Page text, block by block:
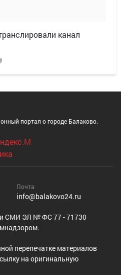
канал
портал о городе Балаково.
Почта
info@balakovo24.ru
СМИ ЭЛ № ФС 77 - 71730
перепечатке материалов
на оригинальную